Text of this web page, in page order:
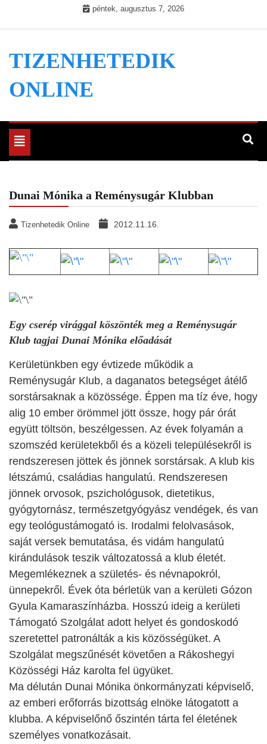
péntek, augusztus 7, 2026
TIZENHETEDIK
ONLINE
Toggle
navigation
Dunai Mónika a Reménysugár Klubban
Tizenhetedik Online 2012.11.16.
Egy cserép virággal köszönték meg a Reménysugár
Klub tagjai Dunai Mónika előadását
Kerületünkben egy évtizede működik a
Reménysugár Klub, a daganatos betegséget átélő
sorstársaknak a közössége. Éppen ma tíz éve, hogy
alig 10 ember örömmel jött össze, hogy pár órát
együtt töltsön, beszélgessen. Az évek folyamán a
szomszéd kerületekből és a közeli településekről is
rendszeresen jöttek és jönnek sorstársak. A klub kis
létszámú, családias hangulatú. Rendszeresen
jönnek orvosok, pszichológusok, dietetikus,
gyógytornász, természetgyógyász vendégek, és van
egy teológustámogató is. Irodalmi felolvasások,
saját versek bemutatása, és vidám hangulatú
kirándulások teszik változatossá a klub életét.
Megemlékeznek a születés- és névnapokról,
ünnepekről. Évek óta bérletük van a kerületi Gózon
Gyula Kamaraszínházba. Hosszú ideig a kerületi
Támogató Szolgálat adott helyet és gondoskodó
szeretettel patronálták a kis közösségüket. A
Szolgálat megszűnését követően a Rákoshegyi
Közösségi Ház karolta fel ügyüket.
Ma délután Dunai Mónika önkormányzati képviselő,
az emberi erőforrás bizottság elnöke látogatott a
klubba. A képviselőnő őszintén tárta fel életének
személyes vonatkozásait.